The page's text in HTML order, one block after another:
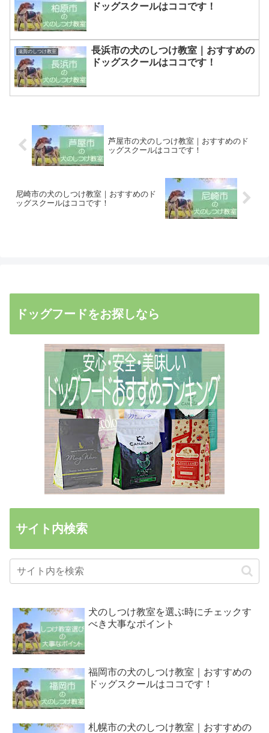
ドッグスクールはココです！
滋賀のしつけ教室
長浜市の犬のしつけ教室｜おすすめの
ドッグスクールはココです！
芦屋市の犬のしつけ教室｜おすすめのド
ッグスクールはココです！
尼崎市の犬のしつけ教室｜おすすめのド
ッグスクールはココです！
ドッグフードをお探しなら
サイト内検索
犬のしつけ教室を選ぶ時にチェックす
べき大事なポイント
福岡市の犬のしつけ教室｜おすすめの
ドッグスクールはココです！
札幌市の犬のしつけ教室｜おすすめの